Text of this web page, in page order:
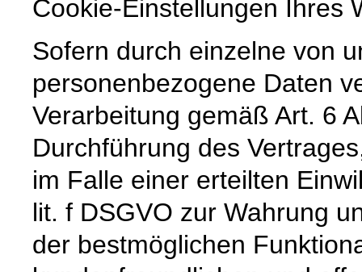
Cookie-Einstellungen Ihres
Sofern durch einzelne von
personenbezogene Daten
Verarbeitung gemäß Art. 6
Durchführung des
im Falle einer erteilten
lit. f DSGVO zur Wahrung
der bestmöglichen